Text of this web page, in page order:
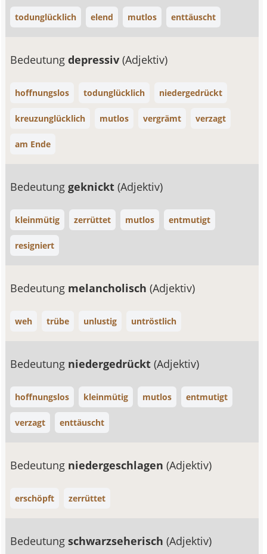
todunglücklich elend mutlos enttäuscht
Bedeutungdepressiv(Adjektiv)
hoffnungslos todunglücklich niedergedrückt
kreuzunglücklich mutlos vergrämt verzagt
am Ende
Bedeutunggeknickt(Adjektiv)
kleinmütig zerrüttet mutlos entmutigt
resigniert
Bedeutung melancholisch(Adjektiv)
weh trübe unlustig untröstlich
Bedeutung niedergedrückt(Adjektiv)
hoffnungslos kleinmütig mutlos entmutigt
verzagt enttäuscht
Bedeutung niedergeschlagen(Adjektiv)
erschöpft zerrüttet
Bedeutungschwarzseherisch(Adjektiv)